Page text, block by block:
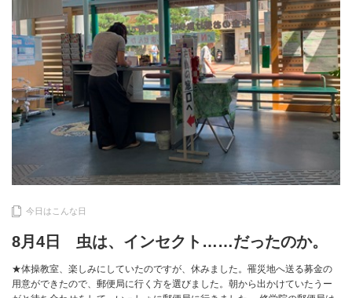
今日はこんな日
8月4日 虫は、インセクト……だったのか。
★体操教室、楽しみにしていたのですが、休みました。罹災地へ送る募金の
用意ができたので、郵便局に行く方を選びました。朝から出かけていたうー